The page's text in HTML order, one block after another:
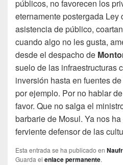
públicos, no favorecen los
eternamente postergada
asistencia de público,
cuando algo no les gusta,
desde el despacho de
suelo de las infraestructuras
inversión hasta en fuentes
por ejemplo. Por no hablar
favor. Que no salga el
barbarie de Mosul. Ya nos
ferviente defensor de las
Esta entrada se ha publicado en
Guarda el enlace permanente.